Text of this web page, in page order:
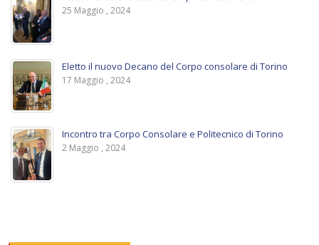
25 Maggio , 2024
Eletto il nuovo Decano del Corpo consolare di Torino
17 Maggio , 2024
Incontro tra Corpo Consolare e Politecnico di Torino
2 Maggio , 2024